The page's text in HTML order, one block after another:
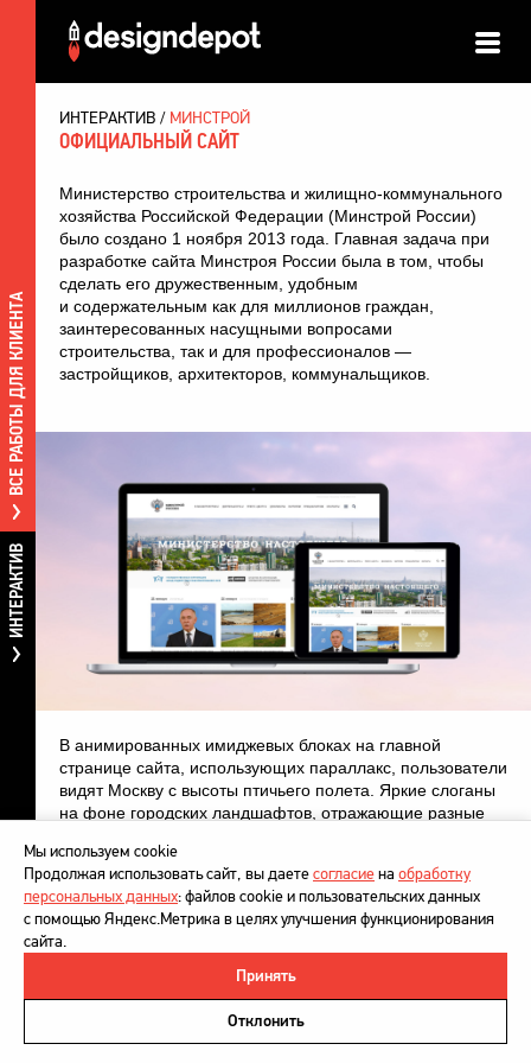
ВСЕ РАБОТЫ ДЛЯ КЛИЕНТА
ИНТЕРАКТИВ
ИНТЕРАКТИВ МИНСТРОЙ
ОФИЦИАЛЬНЫЙ САЙТ
Министерство строительства и жилищно-коммунального
хозяйства Российской Федерации (Минстрой России)
было создано 1 ноября 2013 года. Главная задача при
разработке сайта Минстроя России была в том, чтобы
сделать его дружественным, удобным
и содержательным как для миллионов граждан,
заинтересованных насущными вопросами
строительства, так и для профессионалов —
застройщиков, архитекторов, коммунальщиков.
В анимированных имиджевых блоках на главной
странице сайта, использующих параллакс, пользователи
видят Москву с высоты птичьего полета. Яркие слоганы
на фоне городских ландшафтов, отражающие разные
официальному ресурсу настроение открытости,
масштабности и ясности. Все содержание глубокой
структуры сайта доступно на главной странице. Так,
имиджевые блоки обозначают три основных компонента
портала: общие сведения о ведомстве для граждан
и СМИ, данные о Минстрое как государственном органе
Политика в отношении обработки персональных данных
Напишите нам
Мы используем cookie
Продолжая использовать сайт, вы даетесогласиена обработку
персональных данных: файлов cookie и пользовательских данных
с помощью Яндекс.Метрика в целях улучшения функционирования
сайта.
Принять
Отклонить